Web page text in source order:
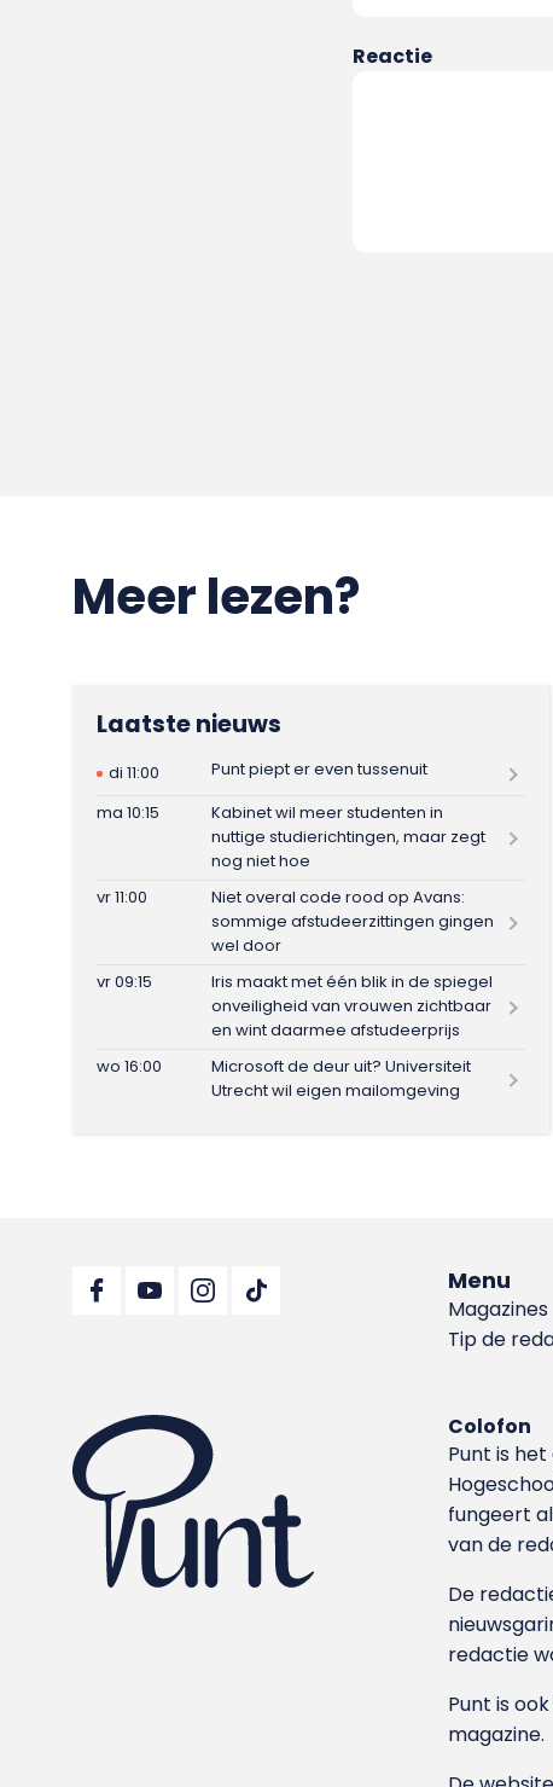
Reactie
Meer lezen?
Laatste nieuws
di 11:00
Punt piept er even tussenuit
ma 10:15
Kabinet wil meer studenten in
nuttige studierichtingen, maar zegt
nog niet hoe
vr 11:00
Niet overal code rood op Avans:
sommige afstudeerzittingen gingen
wel door
vr 09:15
Iris maakt met één blik in de spiegel
onveiligheid van vrouwen zichtbaar
en wint daarmee afstudeerprijs
wo 16:00
Microsoft de deur uit? Universiteit
Utrecht wil eigen mailomgeving
Menu
Magazines
Tip de
Colofon
Punt is
fungeert
van de
De
redactie
Punt is
magazine.